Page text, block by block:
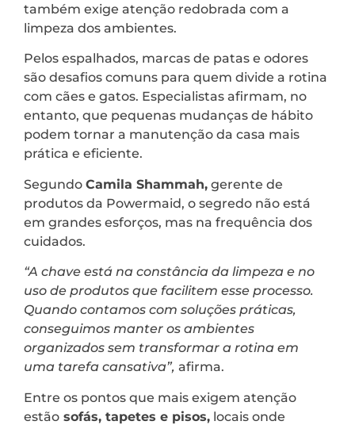
também exige atenção redobrada com a
limpeza dos ambientes.
Pelos espalhados, marcas de patas e odores
são desafios comuns para quem divide a rotina
com cães e gatos. Especialistas afirmam, no
entanto, que pequenas mudanças de hábito
podem tornar a manutenção da casa mais
prática e eficiente.
Segundo Camila Shammah, gerente de
produtos da Powermaid, o segredo não está
em grandes esforços, mas na frequência dos
cuidados.
“A chave está na constância da limpeza e no
uso de produtos que facilitem esse processo.
Quando contamos com soluções práticas,
conseguimos manter os ambientes
organizados sem transformar a rotina em
uma tarefa cansativa”, afirma.
Entre os pontos que mais exigem atenção
estão sofás, tapetes e pisos, locais onde